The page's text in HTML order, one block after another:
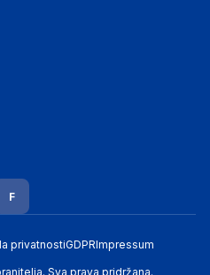
F
privatnostiGDPRImpressum
Sva prava pridržana.